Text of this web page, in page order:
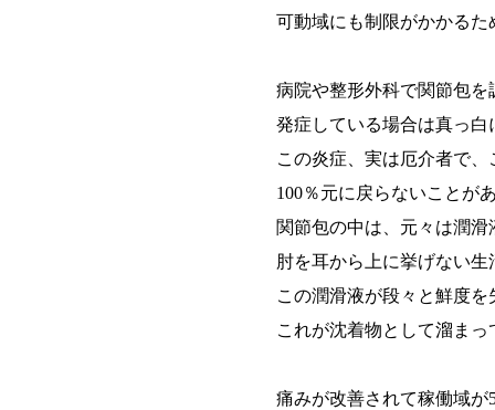
可動域にも制限がかかる
病院や整形外科で関節包
発症している場合は真っ
この炎症、実は厄介者で
100％元に戻らないことが
関節包の中は、元々は潤
肘を耳から上に挙げない
この潤滑液が段々と鮮度
これが沈着物として溜ま
痛みが改善されて稼働域